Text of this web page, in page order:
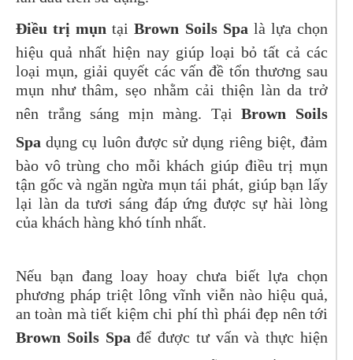
Điều trị mụn tạiBrown Soils Spa là lựa chọn
hiệu quả nhất hiện nay giúp loại bỏ tất cả các
loại mụn, giải quyết các vấn đề tổn thương sau
mụn như thâm, sẹo nhằm cải thiện làn da trở
nên trắng sáng mịn màng. TạiBrown Soils
Spadụng cụ luôn được sử dụng riêng biệt, đảm
bào vô trùng cho mỗi khách giúp điều trị mụn
tận gốc và ngăn ngừa mụn tái phát, giúp bạn lấy
lại làn da tươi sáng đáp ứng được sự hài lòng
của khách hàng khó tính nhất.
Nếu bạn đang loay hoay chưa biết lựa chọn
phương pháp triệt lông vĩnh viễn nào hiệu quả,
an toàn mà tiết kiệm chi phí thì phái đẹp nên tới
Brown Soils Spa để được tư vấn và thực hiện